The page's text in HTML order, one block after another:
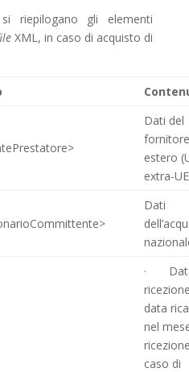
riepilogano gli elementi
XML, in caso di ac­qui­sto di
Dati del
fornitore
estero
extra-
Dati
·
data
nel
caso di